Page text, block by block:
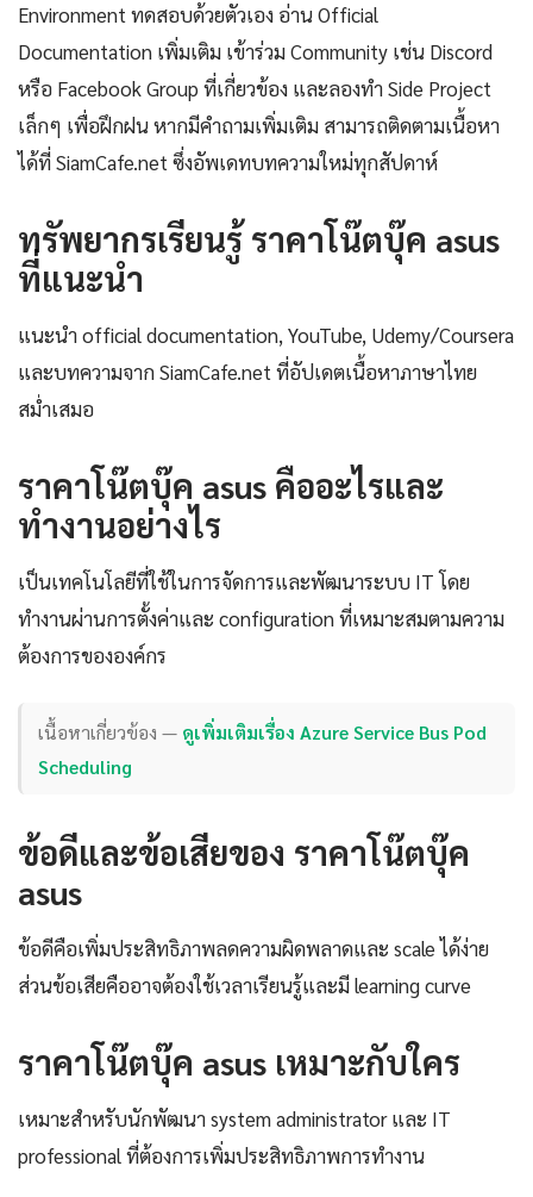
Environment ทดสอบด้วยตัวเอง อ่าน Official
Documentation เพิ่มเติม เข้าร่วม Community เช่น Discord
หรือ Facebook Group ที่เกี่ยวข้อง และลองทำ Side Project
เล็กๆ เพื่อฝึกฝน หากมีคำถามเพิ่มเติม สามารถติดตามเนื้อหา
ได้ที่ SiamCafe.net ซึ่งอัพเดทบทความใหม่ทุกสัปดาห์
ทรัพยากรเรียนรู้ ราคาโน๊ตบุ๊ค asus
ที่แนะนำ
แนะนำ official documentation, YouTube, Udemy/Coursera
และบทความจาก SiamCafe.net ที่อัปเดตเนื้อหาภาษาไทย
สม่ำเสมอ
ราคาโน๊ตบุ๊ค asus คืออะไรและ
ทำงานอย่างไร
เป็นเทคโนโลยีที่ใช้ในการจัดการและพัฒนาระบบ IT โดย
ทำงานผ่านการตั้งค่าและ configuration ที่เหมาะสมตามความ
ต้องการขององค์กร
เนื้อหาเกี่ยวข้อง — ดูเพิ่มเติมเรื่อง Azure Service Bus Pod
Scheduling
ข้อดีและข้อเสียของ ราคาโน๊ตบุ๊ค
asus
ข้อดีคือเพิ่มประสิทธิภาพลดความผิดพลาดและ scale ได้ง่าย
ส่วนข้อเสียคืออาจต้องใช้เวลาเรียนรู้และมี learning curve
ราคาโน๊ตบุ๊ค asus เหมาะกับใคร
เหมาะสำหรับนักพัฒนา system administrator และ IT
professional ที่ต้องการเพิ่มประสิทธิภาพการทำงาน